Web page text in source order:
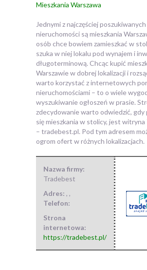
Mieszkania Warszawa
Jednymi z najczęściej poszukiwanych
nieruchomości są mieszkania
osób chce bowiem zamieszkać w
szuka w niej lokalu pod wynajem i
długoterminową. Chcąc kupić
Warszawie w dobrej lokalizacji i
warto korzystać z internetowych
nieruchomościami – to o wiele
wyszukiwanie ogłoszeń w prasie.
zdecydowanie warto odwiedzić, gdy
się mieszkania w stolicy, jest witryna
– tradebest.pl. Pod tym adresem
ogrom ofert w różnych lokalizacjach.
Nazwa firmy:
Tradebest
Adres: , ,
Telefon:
Strona
internetowa:
https://tradebest.pl/